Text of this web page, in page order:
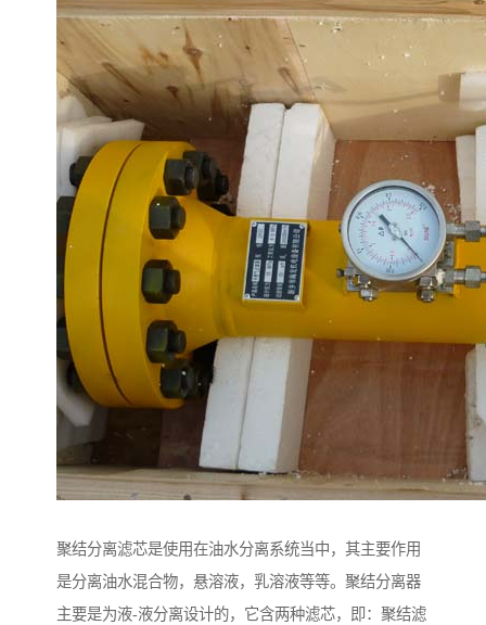
聚结分离滤芯是使用在油水分离系统当中，其主要作用
是分离油水混合物，悬溶液，乳溶液等等。聚结分离器
主要是为液-液分离设计的，它含两种滤芯，即：聚结滤